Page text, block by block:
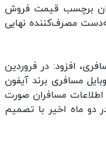
برچسب قیمت فروش
مصرف‌کننده نهایی
افزود: در فروردین
اردیبهشت ۳۷ هزار و ۱۶۰ دستگاه موبایل مسافری برند آیفون
مسافران صورت
ماه اخیر با تصمیم